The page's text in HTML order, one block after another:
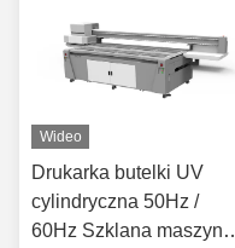
Wideo
Drukarka butelki UV
cylindryczna 50Hz /
60Hz Szklana maszyna